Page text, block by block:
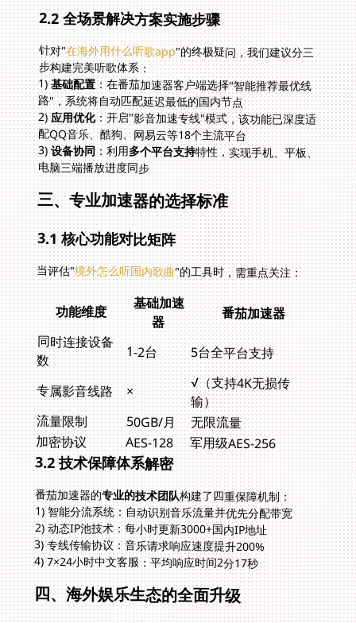
2.2 全场景解决方案实施步骤
针对"在海外用什么听歌app"的终极疑问，我们建议分三
步构建完美听歌体系：
1)基础配置：在番茄加速器客户端选择"智能推荐最优线
路"，系统将自动匹配延迟最低的国内节点
2)应用优化：开启"影音加速专线"模式，该功能已深度适
配QQ音乐、酷狗、网易云等18个主流平台
3)设备协同：利用多个平台支持特性，实现手机、平板、
电脑三端播放进度同步
三、专业加速器的选择标准
3.1 核心功能对比矩阵
当评估"境外怎么听国内歌曲"的工具时，需重点关注：
功能维度 基础加速
器 番茄加速器
同时连接设备
数 1-2台 5台全平台支持
专属影音线路 × √（支持4K无损传
输）
流量限制 50GB/月 无限流量
加密协议 AES-128 军用级AES-256
3.2 技术保障体系解密
番茄加速器的专业的技术团队构建了四重保障机制：
1) 智能分流系统：自动识别音乐流量并优先分配带宽
2) 动态IP池技术：每小时更新3000+国内IP地址
3) 专线传输协议：音乐请求响应速度提升200%
4) 7×24小时中文客服：平均响应时间2分17秒
四、海外娱乐生态的全面升级